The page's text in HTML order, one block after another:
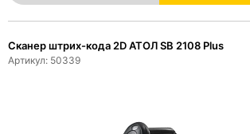
в корзине
Сканер штрих-кода 2D АТОЛ SB 2108 Plus
Артикул: 50339